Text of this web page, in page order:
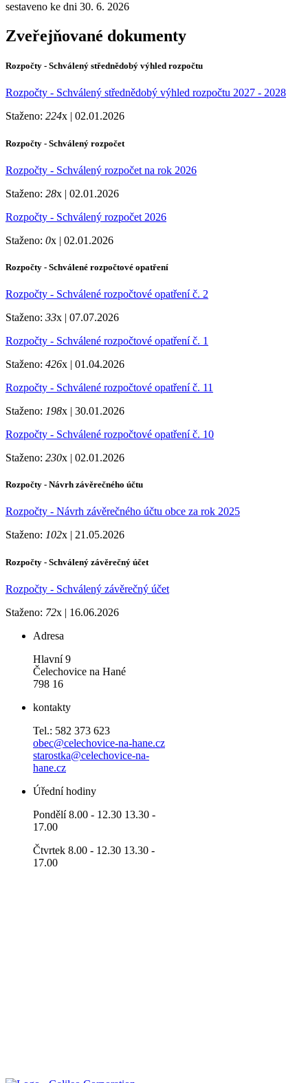
sestaveno ke dni 30. 6. 2026
Zveřejňované dokumenty
Rozpočty - Schválený střednědobý výhled rozpočtu
Rozpočty - Schválený střednědobý výhled rozpočtu 2027 - 2028
Staženo: 224x | 02.01.2026
Rozpočty - Schválený rozpočet
Rozpočty - Schválený rozpočet na rok 2026
Staženo: 28x | 02.01.2026
Rozpočty - Schválený rozpočet 2026
Staženo: 0x | 02.01.2026
Rozpočty - Schválené rozpočtové opatření
Rozpočty - Schválené rozpočtové opatření č. 2
Staženo: 33x | 07.07.2026
Rozpočty - Schválené rozpočtové opatření č. 1
Staženo: 426x | 01.04.2026
Rozpočty - Schválené rozpočtové opatření č. 11
Staženo: 198x | 30.01.2026
Rozpočty - Schválené rozpočtové opatření č. 10
Staženo: 230x | 02.01.2026
Rozpočty - Návrh závěrečného účtu
Rozpočty - Návrh závěrečného účtu obce za rok 2025
Staženo: 102x | 21.05.2026
Rozpočty - Schválený závěrečný účet
Rozpočty - Schválený závěrečný účet
Staženo: 72x | 16.06.2026
Adresa
Hlavní 9
Čelechovice na Hané
798 16
kontakty
Tel.: 582 373 623
obec@celechovice-na-hane.cz
starostka@celechovice-na-
hane.cz
Úřední hodiny
Pondělí 8.00 - 12.30 13.30 -
17.00
Čtvrtek 8.00 - 12.30 13.30 -
17.00